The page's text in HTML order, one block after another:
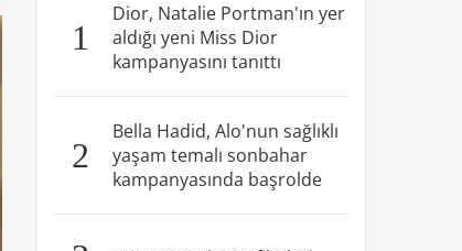
1
Dior, Natalie Portman'ın yer
aldığı yeni Miss Dior
kampanyasını tanıttı
2
Bella Hadid, Alo'nun sağlıklı
yaşam temalı sonbahar
kampanyasında başrolde